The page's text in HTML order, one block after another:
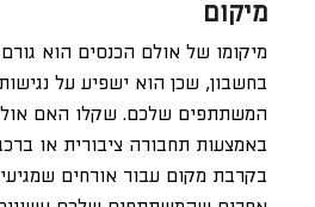
מיקום
מיקומו של אולם הכנסים הוא
בחשבון, שכן הוא ישפיע על
המשתתפים שלכם. שקלו האם
באמצעות תחבורה ציבורית או
בקרבת מקום עבור אורחים